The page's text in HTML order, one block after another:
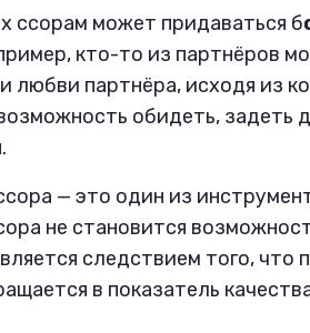
ссорам может придаваться б
кто-то из партнёров
любви партнёра, исходя из
обидеть, задеть
— это один из
не становится
следствием того,
в показатель